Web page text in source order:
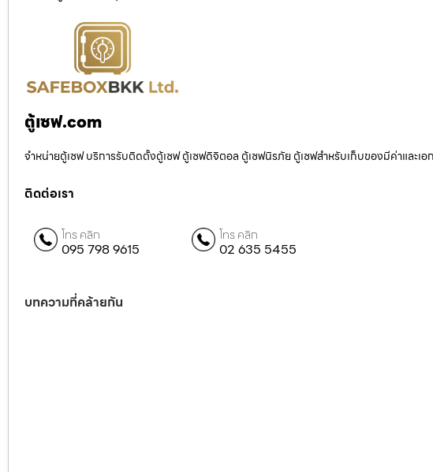
ตู้เซฟ.com
จำหน่ายตู้เซฟ บริการรับติดตั้งตู้เซฟ ตู้เซฟดิจิตอล ตู้เซฟนิรภัย ตู้เซฟสำหรับเก็บของมีค่าและเ
ติดต่อเรา
โทร คลิก
095 798 9615
โทร คลิก
02 635 5455
บทความที่คล้ายกัน